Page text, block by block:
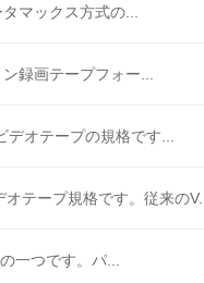
マックス方式の...
録画テープフォー...
オテープの規格です...
テープ規格です。従来のV...
一つです。パ...